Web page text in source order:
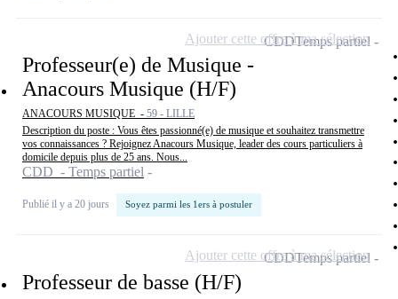
Professeur(e) de Musique -
Anacours Musique (H/F)
ANACOURS MUSIQUE - 59 - LILLE
Description du poste : Vous êtes passionné(e) de musique et souhaitez transmettre
vos connaissances ? Rejoignez Anacours Musique, leader des cours particuliers à
domicile depuis plus de 25 ans. Nous...
CDD - Temps partiel
Publié il y a 20 jours Soyez parmi les 1ers à postuler
CDDTemps partiel
Ajouter cette offre à ma sélection
Professeur de basse (H/F)
CDDTemps partiel
Ajouter cette offre à ma sélection